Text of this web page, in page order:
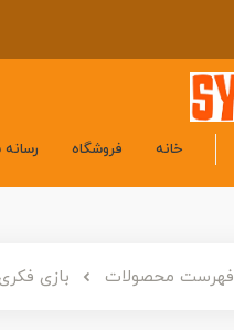
خانه فروشگاه
فهرست محصولات بازی